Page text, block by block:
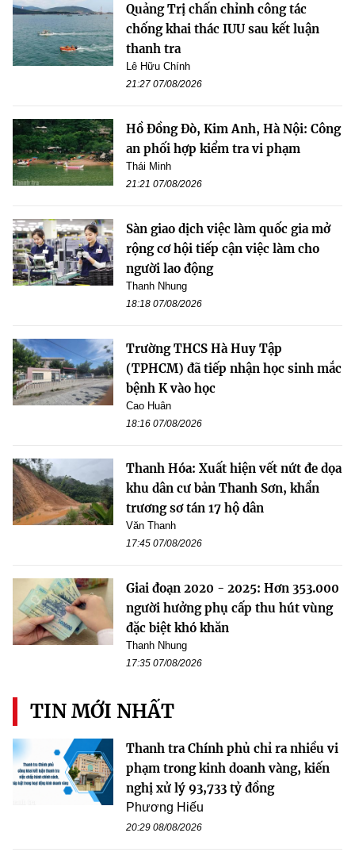
Quảng Trị chấn chỉnh công tác
chống khai thác IUU sau kết luận
thanh tra
Lê Hữu Chính
21:27 07/08/2026
Hồ Đồng Đò, Kim Anh, Hà Nội: Công
an phối hợp kiểm tra vi phạm
Thái Minh
21:21 07/08/2026
Sàn giao dịch việc làm quốc gia mở
rộng cơ hội tiếp cận việc làm cho
người lao động
Thanh Nhung
18:18 07/08/2026
Trường THCS Hà Huy Tập
(TPHCM) đã tiếp nhận học sinh mắc
bệnh K vào học
Cao Huân
18:16 07/08/2026
Thanh Hóa: Xuất hiện vết nứt đe dọa
khu dân cư bản Thanh Sơn, khẩn
trương sơ tán 17 hộ dân
Văn Thanh
17:45 07/08/2026
Giai đoạn 2020 - 2025: Hơn 353.000
người hưởng phụ cấp thu hút vùng
đặc biệt khó khăn
Thanh Nhung
17:35 07/08/2026
TIN MỚI NHẤT
Thanh tra Chính phủ chỉ ra nhiều vi
phạm trong kinh doanh vàng, kiến
nghị xử lý 93,733 tỷ đồng
Phương Hiếu
20:29 08/08/2026